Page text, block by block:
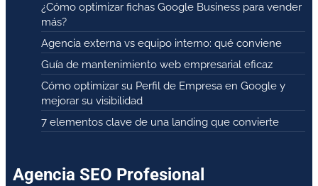
¿Cómo optimizar fichas Google Business para vender
más?
Agencia externa vs equipo interno: qué conviene
Guía de mantenimiento web empresarial eficaz
Cómo optimizar su Perfil de Empresa en Google y
mejorar su visibilidad
7 elementos clave de una landing que convierte
Agencia SEO Profesional